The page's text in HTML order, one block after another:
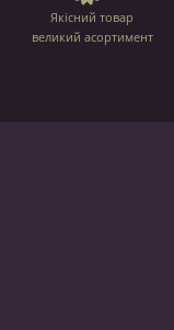
Якісний товар
великий асортимент